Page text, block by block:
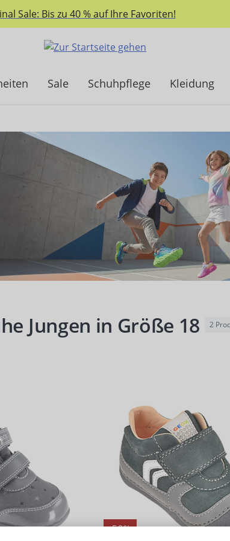
Sale: Bis zu 40 % auf Ihre Favoriten!
Sale Schuhpflege Kleidung
Jungen in Größe 18 2
-50%